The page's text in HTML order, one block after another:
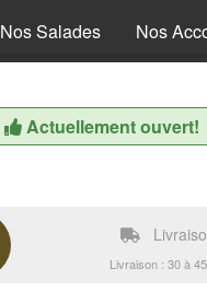
Nos Salades Nos
Actuellement ouvert!
Livraison : 30 à